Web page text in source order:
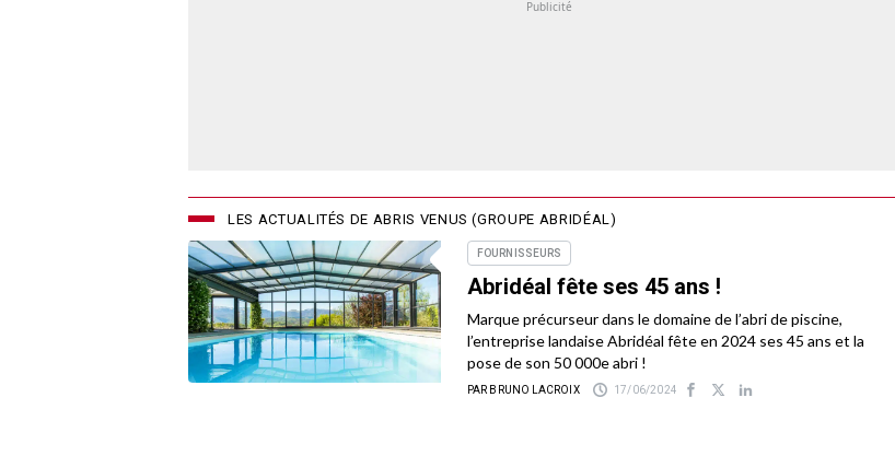
LES ACTUALITÉS DE ABRIS VENUS (GROUPE ABRIDÉAL)
FOURNISSEURS
Abridéal fête ses 45 ans !
Marque précurseur dans le domaine de l’abri de piscine,
l’entreprise landaise Abridéal fête en 2024 ses 45 ans et la
pose de son 50 000e abri !
PAR BRUNO LACROIX 17/06/2024